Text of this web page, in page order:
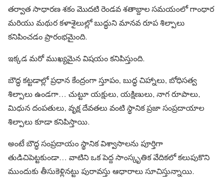
తర్వాత సాధారణ శకం మొదటి రెండవ శతాబ్దాల సమయంలో గాంధార
మరియు మథుర కళాశైలుల్లో బుద్ధుని మానవ రూప శిల్పాలు
కనిపించడం ప్రారంభమైంది.
ఇక్కడ మరో ముఖ్యమైన విషయం కనిపిస్తుంది.
బౌద్ధ కట్టడాల్లో ప్రధాన కేంద్రంగా స్తూపం, బుద్ధ చిహ్నాలు, బోధిసత్వ
శిల్పాలు ఉండగా… చుట్టూ యక్షులు, యక్షిణులు, నాగ రూపాలు,
మిధున దంపతులు, వృక్ష దేవతలు వంటి స్థానిక ప్రజా సంప్రదాయాల
శిల్పాలు కూడా కనిపిస్తాయి.
అంటే బౌద్ధ సంప్రదాయం స్థానిక విశ్వాసాలను పూర్తిగా
తుడిచిపెట్టకుండా… వాటిని ఒక పెద్ద సాంస్కృతిక వేదికలో కలుపుకొని
ముందుకు తీసుకెళ్లినట్టు పురావస్తు ఆధారాలు సూచిస్తున్నాయి.